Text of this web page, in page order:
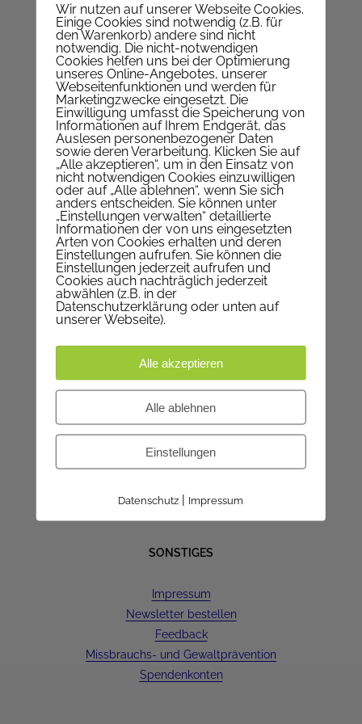
Nepomukgasse 1, 1020 Wien
Telefon+43 1 214 64 94
E-MailPfarrkanzlei
Webwww.pfarre-nepomuk.at
Auf KARTE anzeigen
WIR SIND FÜR SIE DA
Montag | geschlossen
Dienstag | 9-12 Uhr
Mittwoch | 9-12 Uhr
Donnerstag | 17-19 Uhr
Freitag | 9-12 Uhr
Kanzleistunden in den
Sommerferien:
Dienstag | 9-12 Uhr
8.8.-23.8. ist geschlossen
SONSTIGES
Impressum
Newsletter bestellen
Feedback
Missbrauchs- und Gewaltprävention
Spendenkonten
Wir nutzen auf unserer Webseite Cookies.
Einige Cookies sind notwendig (z.B. für
den Warenkorb) andere sind nicht
notwendig. Die nicht-notwendigen
Cookies helfen uns bei der Optimierung
unseres Online-Angebotes, unserer
Webseitenfunktionen und werden für
Marketingzwecke eingesetzt. Die
Einwilligung umfasst die Speicherung von
Informationen auf Ihrem Endgerät, das
Auslesen personenbezogener Daten
sowie deren Verarbeitung. Klicken Sie auf
„Alle akzeptieren“, um in den Einsatz von
nicht notwendigen Cookies einzuwilligen
oder auf „Alle ablehnen“, wenn Sie sich
anders entscheiden. Sie können unter
„Einstellungen verwalten“ detaillierte
Informationen der von uns eingesetzten
Arten von Cookies erhalten und deren
Einstellungen aufrufen. Sie können die
Einstellungen jederzeit aufrufen und
Cookies auch nachträglich jederzeit
abwählen (z.B. in der
Datenschutzerklärung oder unten auf
unserer Webseite).
Alle akzeptieren
Alle ablehnen
Einstellungen
Datenschutz | Impressum